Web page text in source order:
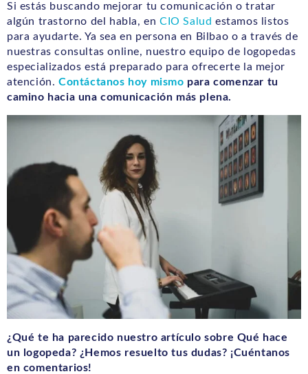
Si estás buscando mejorar tu comunicación o tratar
algún trastorno del habla, enCIO Salud estamos listos
para ayudarte. Ya sea en persona en Bilbao o a través de
nuestras consultas online, nuestro equipo de logopedas
especializados está preparado para ofrecerte la mejor
atención. Contáctanos hoy mismo para comenzar tu
camino hacia una comunicación más plena.
¿Qué te ha parecido nuestro artículo sobre Qué hace
un logopeda? ¿Hemos resuelto tus dudas? ¡Cuéntanos
en comentarios!